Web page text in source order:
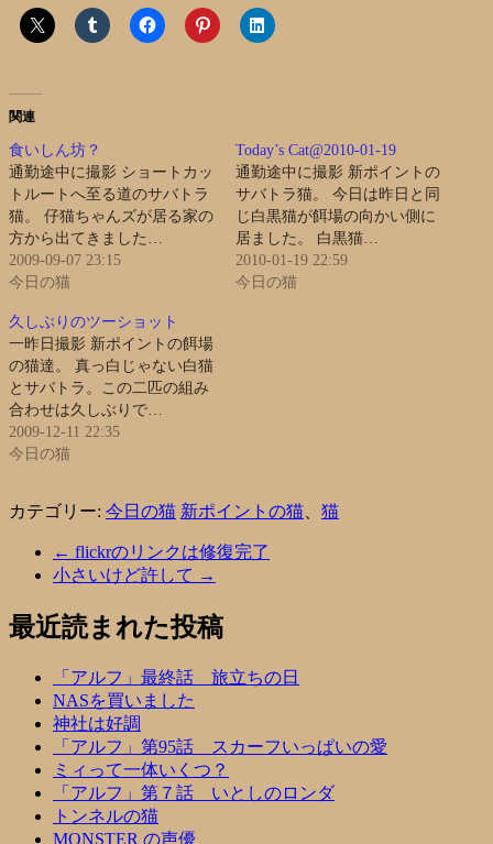
関連
食いしん坊？
通勤途中に撮影 ショートカッ
トルートへ至る道のサバトラ
猫。 仔猫ちゃんズが居る家の
方から出てきました…
2009-09-07 23:15
今日の猫
Today’s Cat@2010-01-19
通勤途中に撮影 新ポイントの
サバトラ猫。 今日は昨日と同
じ白黒猫が餌場の向かい側に
居ました。 白黒猫…
2010-01-19 22:59
今日の猫
久しぶりのツーショット
一昨日撮影 新ポイントの餌場
の猫達。 真っ白じゃない白猫
とサバトラ。この二匹の組み
合わせは久しぶりで…
2009-12-11 22:35
今日の猫
カテゴリー: 今日の猫 新ポイントの猫 猫
← flickrのリンクは修復完了
小さいけど許して →
最近読まれた投稿
「アルフ」最終話 旅立ちの日
NASを買いました
神社は好調
「アルフ」第95話 スカーフいっぱいの愛
ミィって一体いくつ？
「アルフ」第７話 いとしのロンダ
トンネルの猫
MONSTER の声優